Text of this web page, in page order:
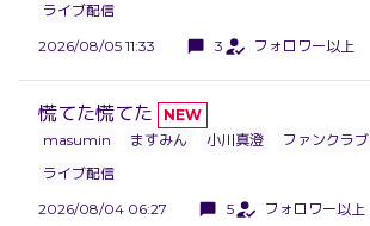
ライブ配信
2026/08/05 11:33
3 フォロワー以上
慌てた慌てた
NEW
masumin
ますみん 小川真澄
ファンクラブ
ライブ配信
2026/08/04 06:27
5 フォロワー以上